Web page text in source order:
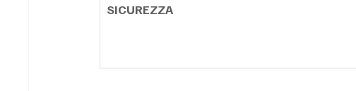
SICUREZZA